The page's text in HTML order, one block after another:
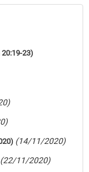
20:19-23)
(14/11/2020)
(22/11/2020)